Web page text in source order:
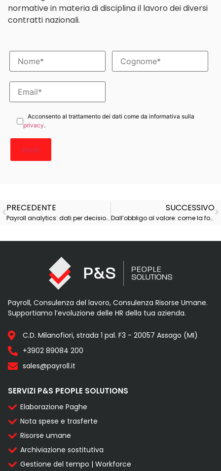
normative in materia di disciplina il lavoro dei diversi
contratti nazionali.
Acconsento al trattamento dei dati come da informativa sulla
privacy.
PRECEDENTE
Payroll analytics: dati per decisioni più rapide
SUCCESSIVO
Dall’obbligo al valore: come la formazione aziendale diventa cultura
Payroll, Consulenza del lavoro, Consulenza Risorse Umane.
Supportiamo l’evoluzione delle HR della tua azienda.
C.D. Milanofiori, strada 1 pal. F3 - 20057 Assago (MI)
+3902 89084 200
sales@payroll.it
SERVIZI P&S PEOPLE SOLUTIONS
Elaborazione Paghe
Nota spese e trasferte
Risorse umane
Archiviazione sostitutiva
Gestione del tempo | Workforce